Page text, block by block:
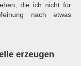
die ich nicht für
nach etwas
erzeugen